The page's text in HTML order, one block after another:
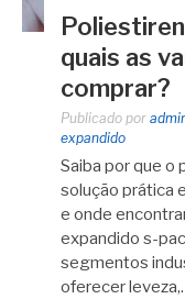
quais as
comprar?
Publicado por
expandido
Saiba por que o
solução prática
e onde
expandido s-
segmentos
oferecer